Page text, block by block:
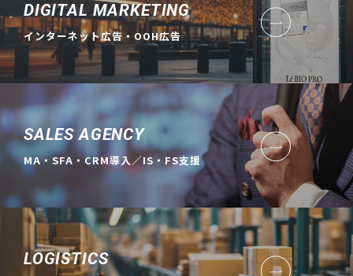
DIGITAL MARKETING
インターネット広告・OOH広告
SALES AGENCY
MA・SFA・CRM導入／IS・FS支援
LOGISTICS